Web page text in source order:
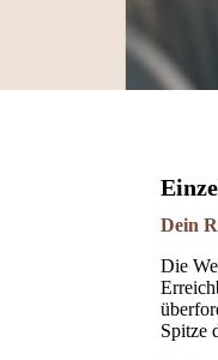
Dein
Die
Spitze